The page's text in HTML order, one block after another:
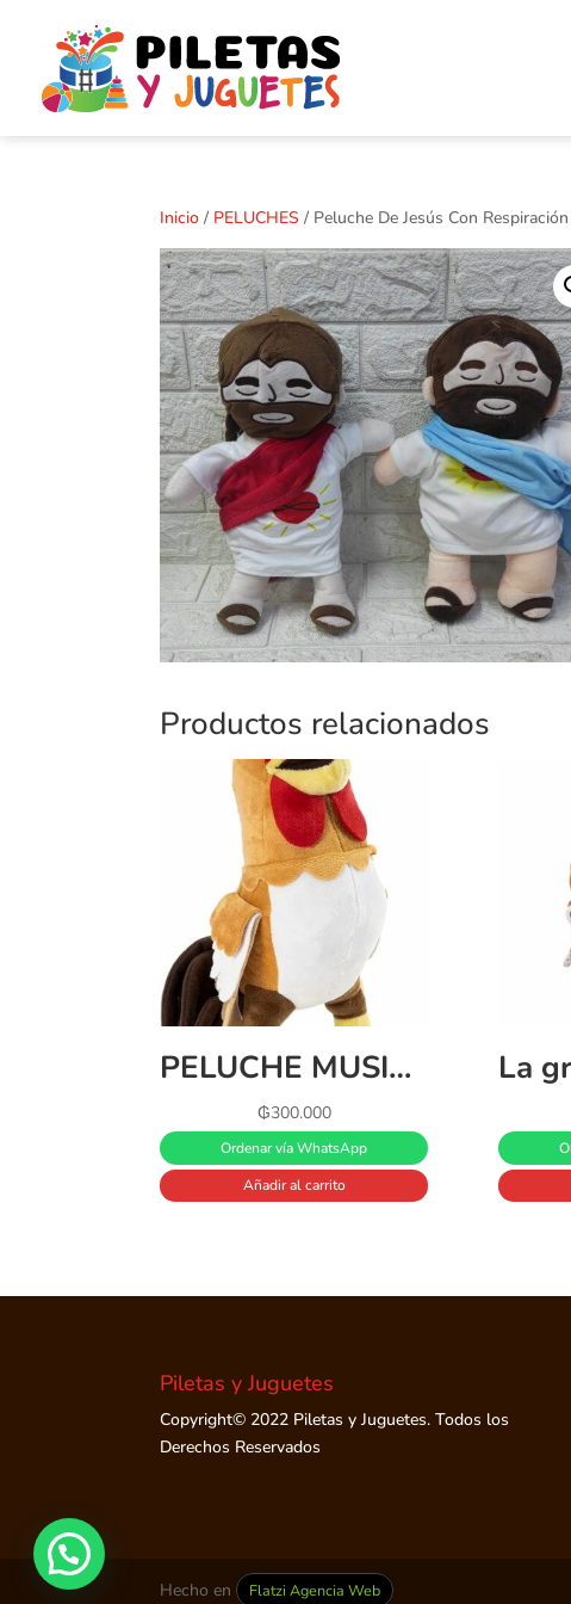
Inicio / PELUCHES / Peluche De Jesús Con Respiración
Productos relacionados
PELUCHE MUSICAL GIGANTE GALLO BARTOLITO
₲300.000
Ordenar vía WhatsApp
Añadir al carrito
Piletas y Juguetes
Copyright© 2022 Piletas y Juguetes. Todos los
Derechos Reservados
Hecho en Flatzi Agencia Web